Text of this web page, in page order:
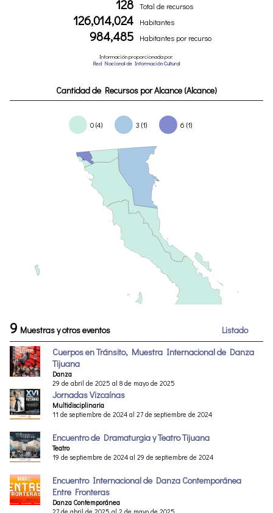
128 Total de recursos
126,014,024 Habitantes
984,485 Habitantes por recurso
Información proporcionada por:
Red Nacional de Información Cultural
9 Muestras y otros eventos
Listado
Cuerpos en Tránsito, Muestra Internacional de Danza
Tijuana
Danza
29 de abril de 2025 al 8 de mayo de 2025
Jornadas Vizcaínas
Multidisciplinaria
11 de septiembre de 2024 al 27 de septiembre de 2024
Encuentro de Dramaturgia y Teatro Tijuana
Teatro
19 de septiembre de 2024 al 29 de septiembre de 2024
Encuentro Internacional de Danza Contemporánea
Entre Fronteras
Danza Contemporánea
Cantidad de Recursos por Alcance (Alcance)
0 (4) 3 (1) 6 (1)